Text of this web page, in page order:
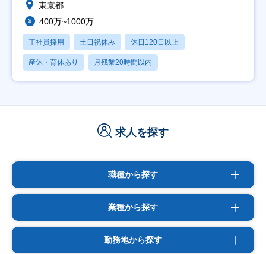
東京都
400万~1000万
正社員採用 土日祝休み 休日120日以上
産休・育休あり 月残業20時間以内
求人を探す
職種から探す
業種から探す
勤務地から探す